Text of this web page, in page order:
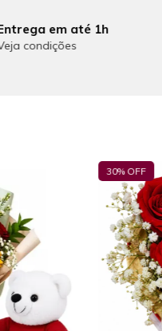
BRINDES
Presente Exclusivo
17% OFF